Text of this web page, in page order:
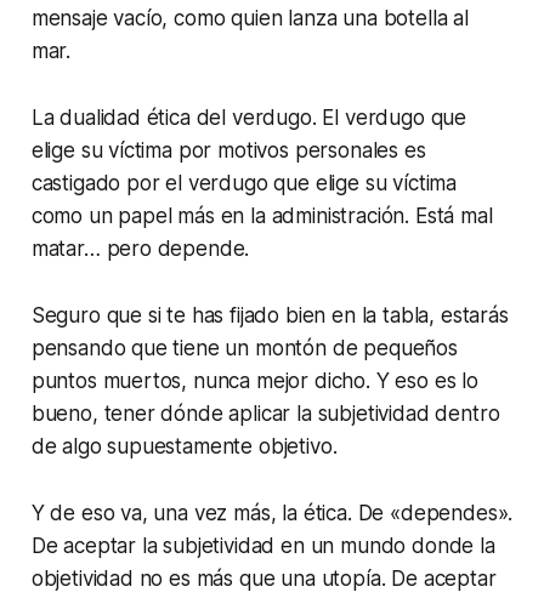
mensaje vacío, como quien lanza una botella al
mar.
La dualidad ética del verdugo. El verdugo que
elige su víctima por motivos personales es
castigado por el verdugo que elige su víctima
como un papel más en la administración. Está mal
matar… pero depende.
Seguro que si te has fijado bien en la tabla, estarás
pensando que tiene un montón de pequeños
puntos muertos, nunca mejor dicho. Y eso es lo
bueno, tener dónde aplicar la subjetividad dentro
de algo supuestamente objetivo.
Y de eso va, una vez más, la ética. De «dependes».
De aceptar la subjetividad en un mundo donde la
objetividad no es más que una utopía. De aceptar